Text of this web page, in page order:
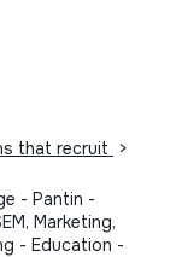
that recruit
>
- Pantin -
Marketing,
- Education -